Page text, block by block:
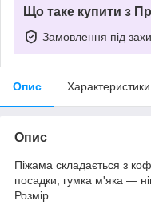
Що таке купити з
Замовлення під
Опис Характеристики
Опис
Піжама складається з
посадки, гумка м'яка —
Розмір